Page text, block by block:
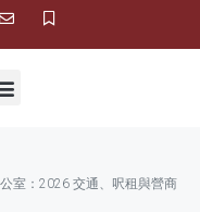
室：2026 交通、呎租與營商